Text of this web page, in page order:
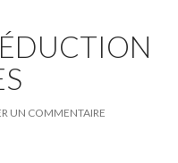
UN COMMENTAIRE